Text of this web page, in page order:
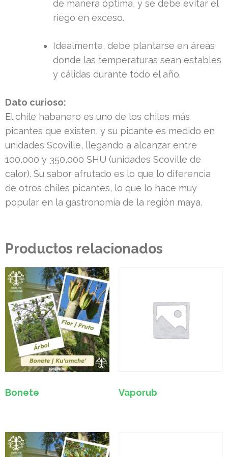
de manera óptima, y se debe evitar el
riego en exceso.
Idealmente, debe plantarse en áreas
donde las temperaturas sean estables
y cálidas durante todo el año.
Dato curioso:
El chile habanero es uno de los chiles más
picantes que existen, y su picante es medido en
unidades Scoville, llegando a alcanzar entre
100,000 y 350,000 SHU (unidades Scoville de
calor). Su sabor afrutado es lo que lo diferencia
de otros chiles picantes, lo que lo hace muy
popular en la gastronomía de la región maya.
Productos relacionados
Bonete Vaporub